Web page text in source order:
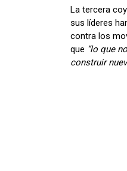
La tercera
sus líderes
contra los
que “lo que
construir